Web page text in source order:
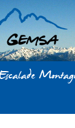
Aller